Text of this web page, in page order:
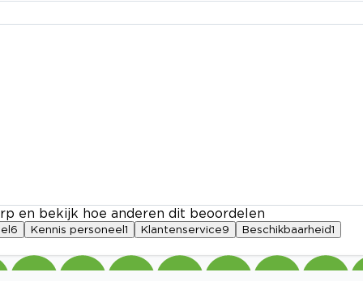
en bekijk hoe anderen dit beoordelen
6 Kennis personeel 1 Klantenservice9 Beschikbaarheid1